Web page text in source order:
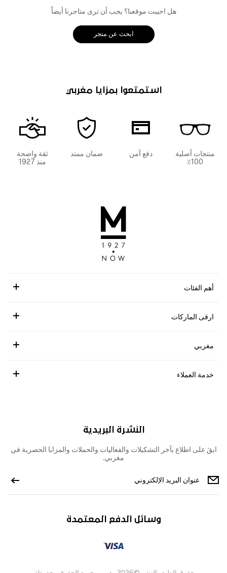
هل احببت موقعنا؟ يجب أن ترى متاجرنا أيضاً
ابحث عن متجر
استمتعوا بمزايا مغربي
منتجات أصلية
100٪
دفع آمن ضمان ممتد
ثقة واضحة
منذ 1927
أهم الفئات
ارقى الماركات
مغربي
خدمة العملاء
النشرة البريدية
ابقَ على اطلاع بآخر التشكيلات والفعاليات والحملات والمزايا الحصرية في
مغربي.
وسائل الدفع المعتمدة